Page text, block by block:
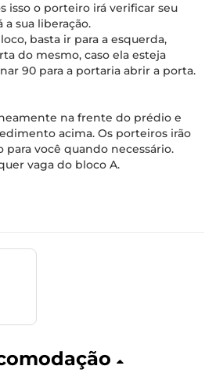
isso o porteiro irá verificar seu
sua liberação.
basta ir para a esquerda,
do mesmo, caso ela esteja
90 para a portaria abrir a porta.
na frente do prédio e
acima. Os porteiros irão
você quando necessário.
vaga do bloco A.